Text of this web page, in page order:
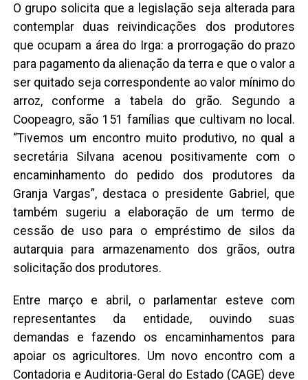
O grupo solicita que a legislação seja alterada para
contemplar duas reivindicações dos produtores
que ocupam a área do Irga: a prorrogação do prazo
para pagamento da alienação da terra e que o valor a
ser quitado seja correspondente ao valor mínimo do
arroz, conforme a tabela do grão. Segundo a
Coopeagro, são 151 famílias que cultivam no local.
“Tivemos um encontro muito produtivo, no qual a
secretária Silvana acenou positivamente com o
encaminhamento do pedido dos produtores da
Granja Vargas”, destaca o presidente Gabriel, que
também sugeriu a elaboração de um termo de
cessão de uso para o empréstimo de silos da
autarquia para armazenamento dos grãos, outra
solicitação dos produtores.
Entre março e abril, o parlamentar esteve com
representantes da entidade, ouvindo suas
demandas e fazendo os encaminhamentos para
apoiar os agricultores. Um novo encontro com a
Contadoria e Auditoria-Geral do Estado (CAGE) deve